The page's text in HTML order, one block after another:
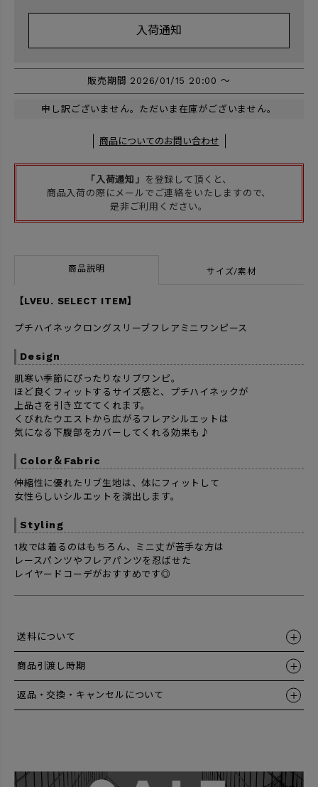
入荷通知
販売期間 2026/01/15 20:00 〜
申し訳ございません。ただいま在庫がございません。
商品についてのお問い合わせ
「入荷通知」
を登録して頂くと、
商品入荷の際にメールでご連絡をいたしますので、
是非ご利用ください。
商品説明 サイズ/素材
【LVEU. SELECT ITEM】
プチハイネックロングスリーブフレアミニワンピース
Design
肌寒い季節にぴったりなリブワンピ。
ほど良くフィットするサイズ感と、プチハイネックが
上品さを引き立ててくれます。
くびれたウエストから広がるフレアシルエットは
気になる下腹部をカバーしてくれる効果も♪
Color＆Fabric
伸縮性に優れたリブ生地は、体にフィットして
女性らしいシルエットを演出します。
Styling
1枚では着るのはもちろん、ミニ丈が苦手な方は
レースパンツやフレアパンツを忍ばせた
レイヤードコーデがおすすめです◎
送料について
商品引渡し時期
返品・交換・キャンセルについて